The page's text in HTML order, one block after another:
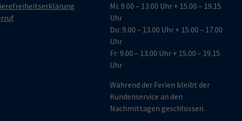
Mi: 9.00 – 13.00 Uhr + 15.00 – 19.15
Uhr
Do: 9.00 – 13.00 Uhr + 15.00 – 17.00
Uhr
Fr: 9.00 – 13.00 Uhr + 15.00 – 19.15
Uhr
Während der Ferien bleibt der
Kundenservice an den
Nachmittagen geschlossen.